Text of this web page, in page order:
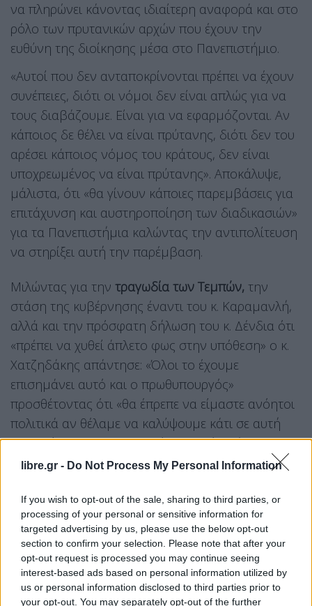
libre.gr - Do Not Process My Personal Information
If you wish to opt-out of the sale, sharing to third parties, or
processing of your personal or sensitive information for
targeted advertising by us, please use the below opt-out
section to confirm your selection. Please note that after your
opt-out request is processed you may continue seeing
interest-based ads based on personal information utilized by
us or personal information disclosed to third parties prior to
your opt-out. You may separately opt-out of the further
να πληρώνει κάνοντας ιδιαίτερη αναφορά και στο
ρόλο των πρυτανικών αρχών που έχουν την
ευθύνη της διοίκησης μέσα στο Πανεπιστήμιο.
«Αυτοί που δεν ανταποκρίνονται πρέπει να έχουν
συνέπειες, διότι οι νόμοι δεν είναι απλώς για να
τους διαβάζουμε. Είναι για να εφαρμόζονται. Αν
κάποιος δε θέλει να είναι πρύτανης, διότι δεν του
αρέσει κάποιος νόμος του κράτους, δεν είναι
υποχρεωμένος να είναι πρύτανης». Αποκάλυψε,
μάλιστα, ότι «θα γίνουν κάποιες παρεμβάσεις για
επιτάχυνση και αυστηροποίηση των διαδικασιών»
για τα Πανεπιστήμια καλώντας την αντιπολίτευση
να στηρίξει αυτή την παρέμβαση.
Mιλώντας για την τραγωδία των Τεμπών, την
στάση της κυβέρνησης έναντι του κ. Καραμανλή,
αλλά και την πρόσφατη δήλωση του κ. Δένδια ότι
«πρέπει να χυθεί άπλετο φως στην υπόθεση» ο κ.
Χατζηδάκης απάντησε: «Όλοι το έχουμε
επισημάνει αυτό και ο πρωθυπουργός»
προσθέτοντας ότι «θα έπρεπε να είμαστε ανόητοι
πολιτικά αν θέλαμε να καλύψουμε κάτι σε αυτή
την υπόθεση. Μας ενδιαφέρει να πέσει άπλετο
φως στο συγκεκριμένο ζήτημα». Παράλληλα,
ένα σαφές δείγμα γραφής από την κυβέρνηση».
Αναφορικά με την στάση που θα τηρήσει το
κόμμα του για τον κ. Καραμανλή δήλωσε: «Ας
διαβάσουμε όλοι τι λέει αυτή η δικογραφία και ας
βγάλουμε τα συμπεράσματά μας. Μην